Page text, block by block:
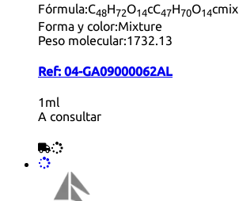
Fórmula:C48H72O14cC47H70O14cmix
Forma y color:Mixture
Peso molecular:1732.13
Ref: 04-GA09000062AL
1ml
A consultar